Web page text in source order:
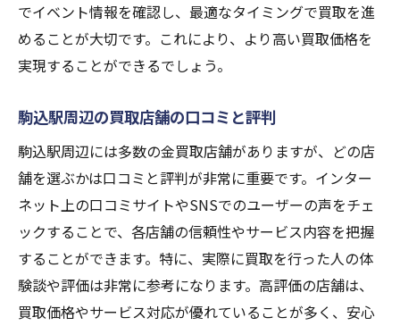
でイベント情報を確認し、最適なタイミングで買取を進
めることが大切です。これにより、より高い買取価格を
実現することができるでしょう。
駒込駅周辺の買取店舗の口コミと評判
駒込駅周辺には多数の金買取店舗がありますが、どの店
舗を選ぶかは口コミと評判が非常に重要です。インター
ネット上の口コミサイトやSNSでのユーザーの声をチェ
ックすることで、各店舗の信頼性やサービス内容を把握
することができます。特に、実際に買取を行った人の体
験談や評価は非常に参考になります。高評価の店舗は、
買取価格やサービス対応が優れていることが多く、安心